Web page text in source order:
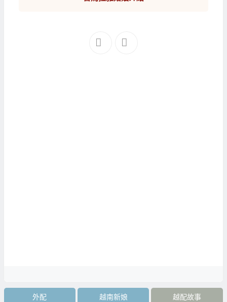
外配 越南新娘 越配故事